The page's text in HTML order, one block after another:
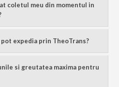
coletul meu din momentul in
expedia prin TheoTrans?
si greutatea maxima pentru